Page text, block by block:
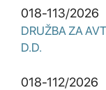
018-113/2026
DRUŽBA ZA
D.D.
018-112/2026